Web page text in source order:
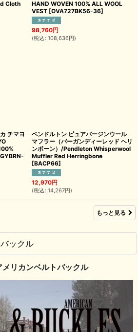
Cloth
HAND WOVEN 100% ALL WOOL
VEST [OVA727BK56-36]
98,760円
(税込 : 108,636円)
チマヨ
ペンドルトン ピュアバージンウール
マフラー（バーガンディーレッド ヘリ
ンボーン）/Pendleton Whisperwool
Muffler Red Herringbone
[BACP66]
12,970円
(税込 : 14,267円)
もっと見る
ックル
リカンベルトバックル